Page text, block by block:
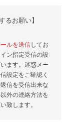
るお願い】
ルを送信してお
ン指定受信の設
ます。迷惑メー
設定をご確認く
信を受信出来な
外の連絡方法を
致します。